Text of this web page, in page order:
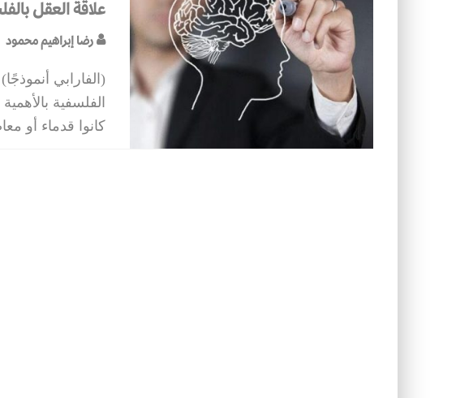
علاقة العقل
رضا إبراهيم محمود
(الفارابي
الفلسفية
كانوا قدماء أو